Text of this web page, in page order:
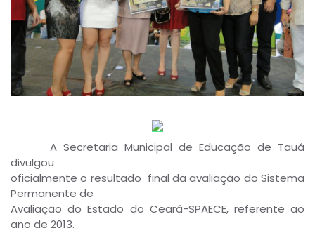
A Secretaria Municipal de Educação de Tauá
divulgou
oficialmente o resultado final da avaliação do Sistema
Permanente de
Avaliação do Estado do Ceará-SPAECE, referente ao
ano de 2013.